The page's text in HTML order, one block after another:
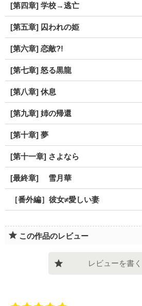
[第四章] 学校→逃亡
[第五章] 囚われの姫
[第六章] 恋敵?!
[第七章] 怒る黒龍
[第八章] 休息
[第九章] 姉の帰還
[第十章] 夢
[第十一章] さよなら
[最終章] 雪月華
［番外編］彼女≠愛しい妻
この作品のレビュー
レビューを書く